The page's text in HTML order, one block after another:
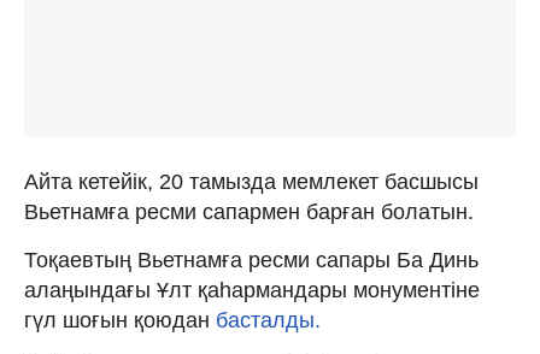
Айта кетейік, 20 тамызда мемлекет басшысы
Вьетнамға ресми сапармен барған болатын.
Тоқаевтың Вьетнамға ресми сапары Ба Динь
алаңындағы Ұлт қаһармандары монументіне
гүл шоғын қоюдан басталды.